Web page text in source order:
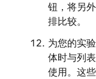
钮，将另
排比较。
为您的实
体时与列
使用。这